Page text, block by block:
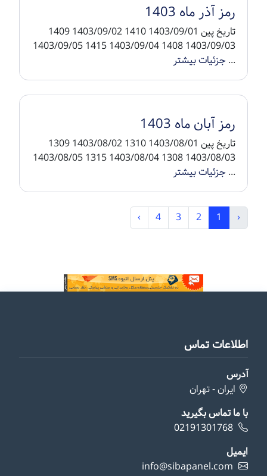
رمز آذر ماه 1403
تاریخ پین 1403/09/01 1410 1403/09/02 1409
1403/09/03 1408 1403/09/04 1415 1403/09/05
...جزئیات بیشتر
رمز آبان ماه 1403
تاریخ پین 1403/08/01 1310 1403/08/02 1309
1403/08/03 1308 1403/08/04 1315 1403/08/05
...جزئیات بیشتر
‹
1
2
3
4
›
اطلاعات تماس
آدرس
ایران - تهران
با ما تماس بگیرید
02191301768
ایمیل
info@sibapanel.com